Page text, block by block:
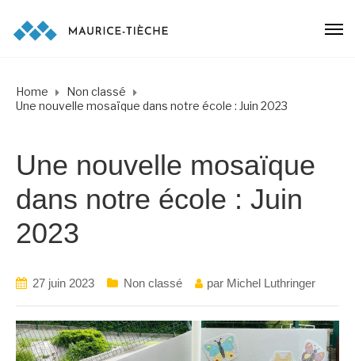
Home
Non classé
Une nouvelle mosaïque dans notre école : Juin 2023
Une nouvelle mosaïque
dans notre école : Juin
2023
27 juin 2023 Non classé par Michel Luthringer